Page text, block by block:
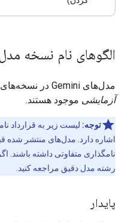
الگوهای نام نسخه مدل
مدل‌های Gemini در نسخه‌های
آزمایشی موجود هستند.
توجه:
اشاره دارد. مدل‌های منتشر شده
نامگذاری متفاوتی داشته باشند.
رشته مدل دقیق مراجعه کنید.
پایدار